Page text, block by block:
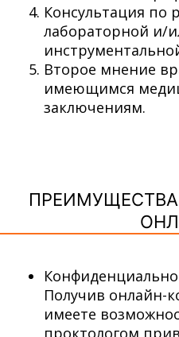
Консультация по
лабораторной и/
Второе мнение
имеющимся
заключениям.
Получив онлайн-
имеете
проктологом